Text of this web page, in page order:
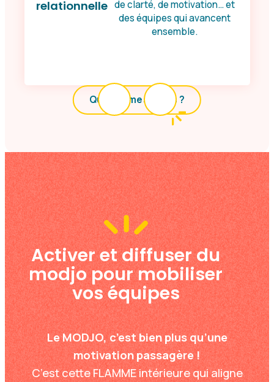
relationnelle de clarté, de motivation… et
des équipes qui avancent
ensemble.
Qui sommes-nous ?
Activer et diffuser du
modjo pour mobiliser
vos équipes
Le MODJO, c’est bien plus qu’une
motivation passagère !
C’est cette FLAMME intérieure qui aligne